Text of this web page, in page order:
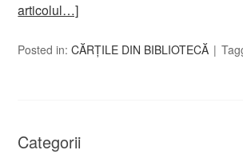
articolul…]
Posted in:CĂRȚILE DIN BIBLIOTECĂ
Categorii